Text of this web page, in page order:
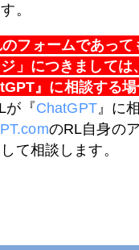
。
フォームであって
」につきましては、
』に相談する
が『ChatGPT』に
のRL自身の
て相談します。